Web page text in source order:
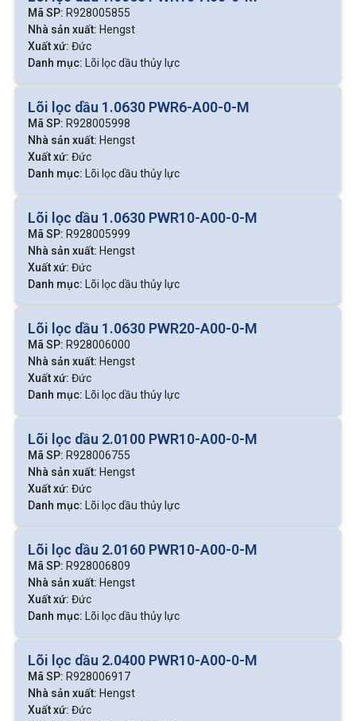
Mã SP: R928005855
Nhà sản xuất: Hengst
Xuất xứ: Đức
Danh mục: Lõi lọc dầu thủy lực
Lõi lọc dầu 1.0630 PWR6-A00-0-M
Mã SP: R928005998
Nhà sản xuất: Hengst
Xuất xứ: Đức
Danh mục: Lõi lọc dầu thủy lực
Lõi lọc dầu 1.0630 PWR10-A00-0-M
Mã SP: R928005999
Nhà sản xuất: Hengst
Xuất xứ: Đức
Danh mục: Lõi lọc dầu thủy lực
Lõi lọc dầu 1.0630 PWR20-A00-0-M
Mã SP: R928006000
Nhà sản xuất: Hengst
Xuất xứ: Đức
Danh mục: Lõi lọc dầu thủy lực
Lõi lọc dầu 2.0100 PWR10-A00-0-M
Mã SP: R928006755
Nhà sản xuất: Hengst
Xuất xứ: Đức
Danh mục: Lõi lọc dầu thủy lực
Lõi lọc dầu 2.0160 PWR10-A00-0-M
Mã SP: R928006809
Nhà sản xuất: Hengst
Xuất xứ: Đức
Danh mục: Lõi lọc dầu thủy lực
Lõi lọc dầu 2.0400 PWR10-A00-0-M
Mã SP: R928006917
Nhà sản xuất: Hengst
Xuất xứ: Đức